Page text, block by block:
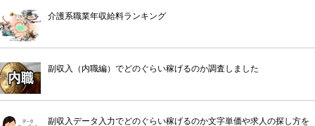
介護系職業年収給料ランキング
副収入（内職編）でどのぐらい稼げるのか調査しました
副収入データ入力でどのぐらい稼げるのか文字単価や求人の探し方を